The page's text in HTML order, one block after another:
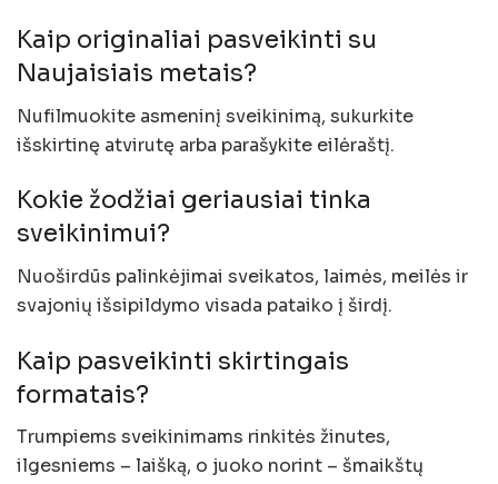
Kaip originaliai pasveikinti su
Naujaisiais metais?
Nufilmuokite asmeninį sveikinimą, sukurkite
išskirtinę atvirutę arba parašykite eilėraštį.
Kokie žodžiai geriausiai tinka
sveikinimui?
Nuoširdūs palinkėjimai sveikatos, laimės, meilės ir
svajonių išsipildymo visada pataiko į širdį.
Kaip pasveikinti skirtingais
formatais?
Trumpiems sveikinimams rinkitės žinutes,
ilgesniems – laišką, o juoko norint – šmaikštų